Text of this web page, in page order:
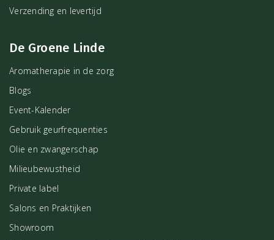
Verzending en levertijd
De Groene Linde
Aromatherapie in de zorg
Blogs
Event-Kalender
Gebruik geurfrequenties
Olie en zwangerschap
Milieubewustheid
Private label
Salons en Praktijken
Showroom